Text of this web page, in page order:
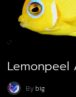
Lemonpeel
Bybig